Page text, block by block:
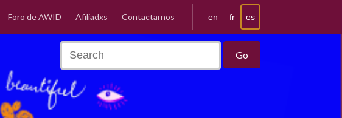
en fr es
Foro de AWID Afiliadxs Contactarnos